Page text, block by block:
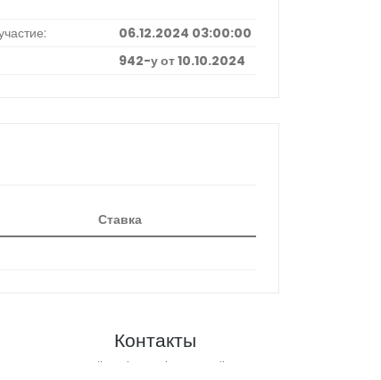
06.12.2024 03:00:00
942-у от 10.10.2024
Ставка
Контакты
Email: techsuppkzn@mail.ru